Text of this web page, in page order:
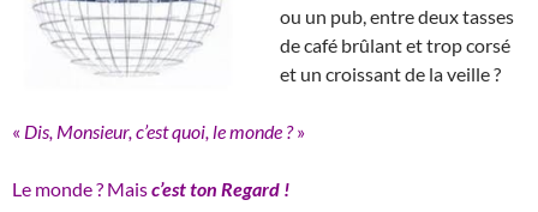
ou un pub, entre deux tasses
de café brûlant et trop corsé
et un croissant de la veille ?
« Dis, Monsieur, c’est quoi, le monde ?»
Le monde ? Maisc’estton Regard !